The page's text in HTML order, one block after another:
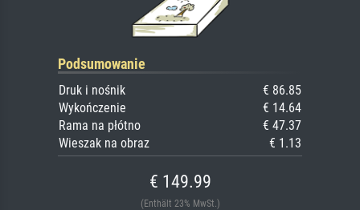
Podsumowanie
Druk i nośnik
€ 86.85
Wykończenie
€ 14.64
Rama na płótno
€ 47.37
Wieszak na obraz
€ 1.13
€ 149.99
(Enthält 23% MwSt.)